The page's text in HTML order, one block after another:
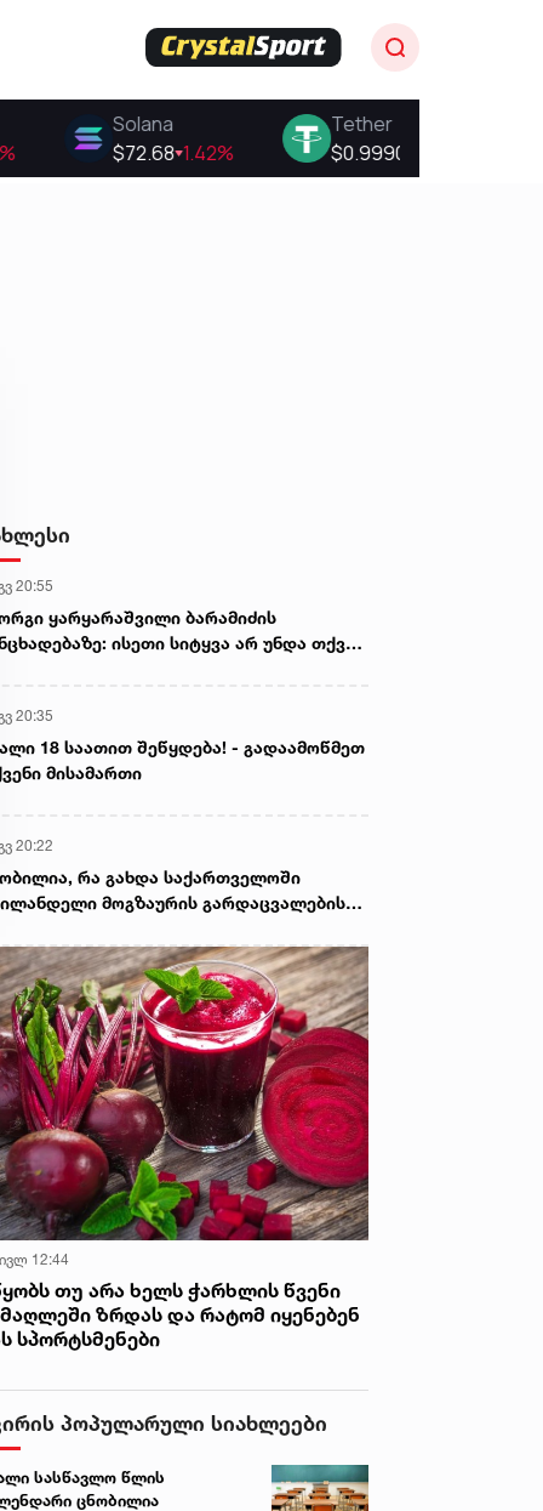
20:55
ყარყარაშვილი ბარამიძის
ისეთი სიტყვა არ უნდა თქვა,
წარმოაჩენს, შენი სიტყვები
და რუსული სააგენტოების მიერ
წაღებული და ყველა ქართველს
20:35
18 საათით შეწყდება! - გადაამოწმეთ
მისამართი
20:22
რა გახდა საქართველოში
მოგზაურის გარდაცვალების
12:44
თუ არა ხელს ჭარხლის წვენი
ზრდას და რატომ იყენებენ
სპორტსმენები
პოპულარული სიახლეები
სასწავლო წლის
ცნობილია